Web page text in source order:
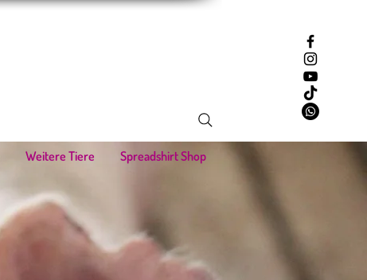
Weitere Tiere Spreadshirt Shop